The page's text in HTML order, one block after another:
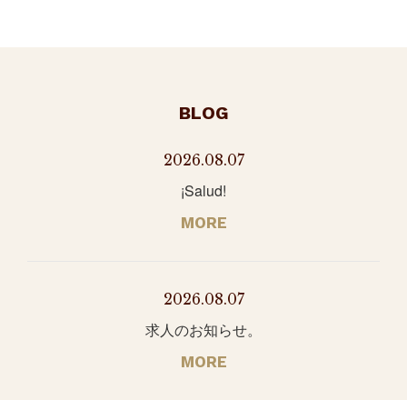
BLOG
2026.08.07
¡Salud!
MORE
2026.08.07
求人のお知らせ。
MORE